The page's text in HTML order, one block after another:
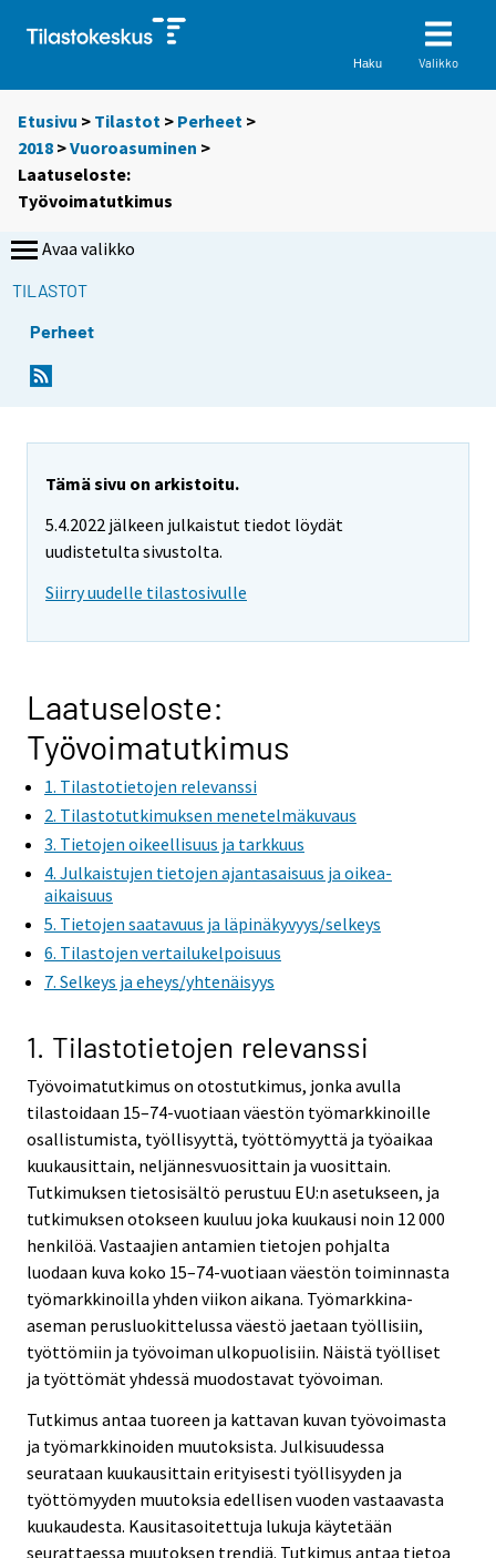
Haku Valikko
Etusivu > Tilastot > Perheet >
2018 >Vuoroasuminen >
Laatuseloste:
Työvoimatutkimus
Avaa valikko
TILASTOT
Perheet
Tämä sivu on arkistoitu.
5.4.2022 jälkeen julkaistut tiedot löydät
uudistetulta sivustolta.
Siirry uudelle tilastosivulle
Laatuseloste:
Työvoimatutkimus
1. Tilastotietojen relevanssi
2. Tilastotutkimuksen menetelmäkuvaus
3. Tietojen oikeellisuus ja tarkkuus
4. Julkaistujen tietojen ajantasaisuus ja oikea-
aikaisuus
5. Tietojen saatavuus ja läpinäkyvyys/selkeys
6. Tilastojen vertailukelpoisuus
7. Selkeys ja eheys/yhtenäisyys
1. Tilastotietojen relevanssi
Työvoimatutkimus on otostutkimus, jonka avulla
tilastoidaan 15–74-vuotiaan väestön työmarkkinoille
osallistumista, työllisyyttä, työttömyyttä ja työaikaa
kuukausittain, neljännesvuosittain ja vuosittain.
Tutkimuksen tietosisältö perustuu EU:n asetukseen, ja
tutkimuksen otokseen kuuluu joka kuukausi noin 12 000
henkilöä. Vastaajien antamien tietojen pohjalta
luodaan kuva koko 15–74-vuotiaan väestön toiminnasta
työmarkkinoilla yhden viikon aikana. Työmarkkina-
aseman perusluokittelussa väestö jaetaan työllisiin,
työttömiin ja työvoiman ulkopuolisiin. Näistä työlliset
ja työttömät yhdessä muodostavat työvoiman.
Tutkimus antaa tuoreen ja kattavan kuvan työvoimasta
ja työmarkkinoiden muutoksista. Julkisuudessa
seurataan kuukausittain erityisesti työllisyyden ja
työttömyyden muutoksia edellisen vuoden vastaavasta
kuukaudesta. Kausitasoitettuja lukuja käytetään
seurattaessa muutoksen trendiä. Tutkimus antaa tietoa